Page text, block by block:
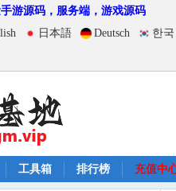
游源码，服务端，游戏源码
日本語 Deutsch 한
工具箱 排行榜 充值中